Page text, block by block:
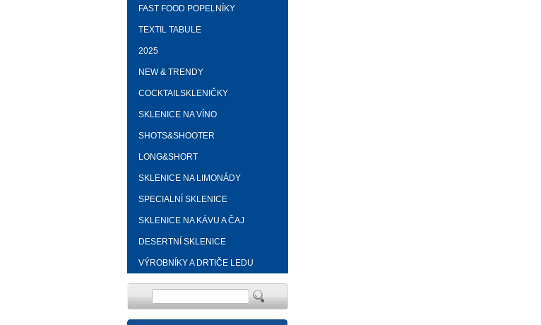
FAST FOOD POPELNÍKY
TEXTIL TABULE
2025
NEW & TRENDY
COCKTAILSKLENIČKY
SKLENICE NA VÍNO
SHOTS&SHOOTER
LONG&SHORT
SKLENICE NA LIMONÁDY
SPECIALNÍ SKLENICE
SKLENICE NA KÁVU A ČAJ
DESERTNÍ SKLENICE
VÝROBNÍKY A DRTIČE LEDU